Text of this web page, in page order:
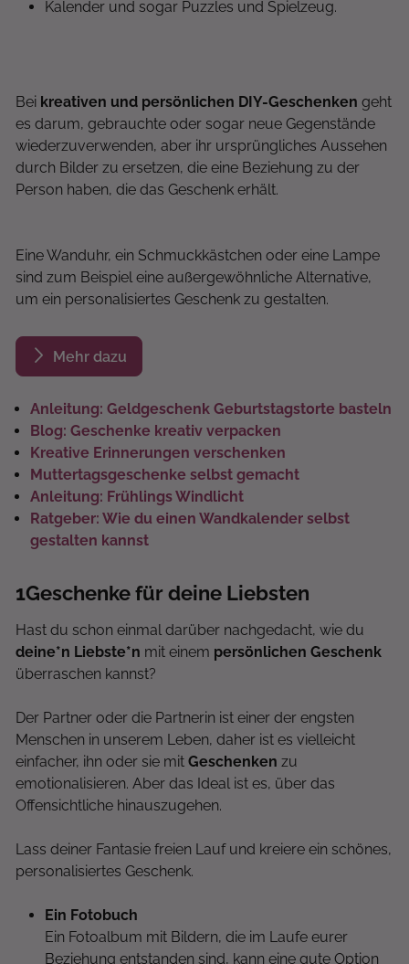
Kalender und sogar Puzzles und Spielzeug.
Bei kreativen und persönlichen DIY-Geschenken geht
es darum, gebrauchte oder sogar neue Gegenstände
wiederzuverwenden, aber ihr ursprüngliches Aussehen
durch Bilder zu ersetzen, die eine Beziehung zu der
Person haben, die das Geschenk erhält.
Eine Wanduhr, ein Schmuckkästchen oder eine Lampe
sind zum Beispiel eine außergewöhnliche Alternative,
um ein personalisiertes Geschenk zu gestalten.
Mehr dazu
Anleitung: Geldgeschenk Geburtstagstorte basteln
Blog: Geschenke kreativ verpacken
Kreative Erinnerungen verschenken
Muttertagsgeschenke selbst gemacht
Anleitung: Frühlings Windlicht
Ratgeber: Wie du einen Wandkalender selbst
gestalten kannst
1Geschenke für deine Liebsten
Hast du schon einmal darüber nachgedacht, wie du
deine*n Liebste*n mit einem persönlichen Geschenk
überraschen kannst?
Der Partner oder die Partnerin ist einer der engsten
Menschen in unserem Leben, daher ist es vielleicht
einfacher, ihn oder sie mit Geschenken zu
emotionalisieren. Aber das Ideal ist es, über das
Offensichtliche hinauszugehen.
Lass deiner Fantasie freien Lauf und kreiere ein schönes,
personalisiertes Geschenk.
Ein Fotobuch
Ein Fotoalbum mit Bildern, die im Laufe eurer
Beziehung entstanden sind, kann eine gute Option